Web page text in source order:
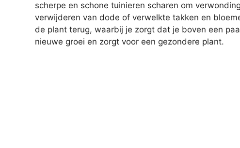
scherpe en schone tuinieren scharen om
verwijderen van dode of verwelkte takken en
de plant terug, waarbij je zorgt dat je boven een
nieuwe groei en zorgt voor een gezondere plant.